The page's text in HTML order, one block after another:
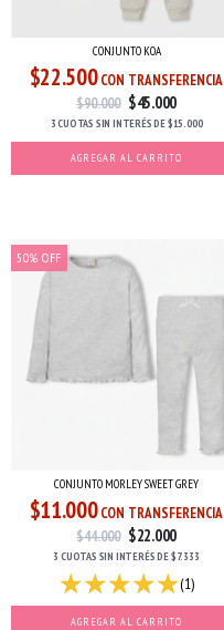
CONJUNTO KOA
$22.500 CON TRANSFERENCIA
$90.000 $45.000
3 CUOTAS SIN INTERÉSDE$15.000
AGREGAR AL CARRITO
50% OFF
CONJUNTO MORLEY SWEET GREY
$11.000 CON TRANSFERENCIA
$44.000 $22.000
3 CUOTAS SIN INTERÉSDE$7.333
(1)
AGREGAR AL CARRITO